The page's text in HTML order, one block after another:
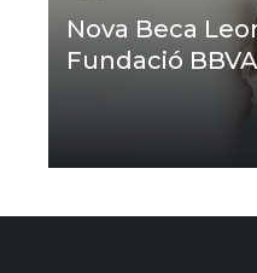
Nova Beca
Fundació BBVA